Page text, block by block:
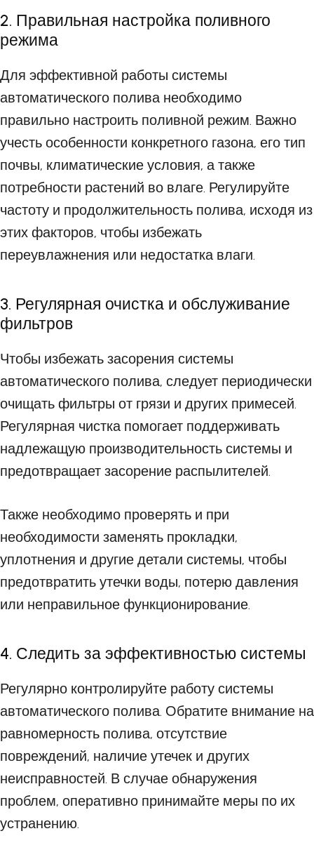
2. Правильная настройка поливного
режима
Для эффективной работы системы
автоматического полива необходимо
правильно настроить поливной режим. Важно
учесть особенности конкретного газона, его тип
почвы, климатические условия, а также
потребности растений во влаге. Регулируйте
частоту и продолжительность полива, исходя из
этих факторов, чтобы избежать
переувлажнения или недостатка влаги.
3. Регулярная очистка и обслуживание
фильтров
Чтобы избежать засорения системы
автоматического полива, следует периодически
очищать фильтры от грязи и других примесей.
Регулярная чистка помогает поддерживать
надлежащую производительность системы и
предотвращает засорение распылителей.
Также необходимо проверять и при
необходимости заменять прокладки,
уплотнения и другие детали системы, чтобы
предотвратить утечки воды, потерю давления
или неправильное функционирование.
4. Следить за эффективностью системы
Регулярно контролируйте работу системы
автоматического полива. Обратите внимание на
равномерность полива, отсутствие
повреждений, наличие утечек и других
неисправностей. В случае обнаружения
проблем, оперативно принимайте меры по их
устранению.